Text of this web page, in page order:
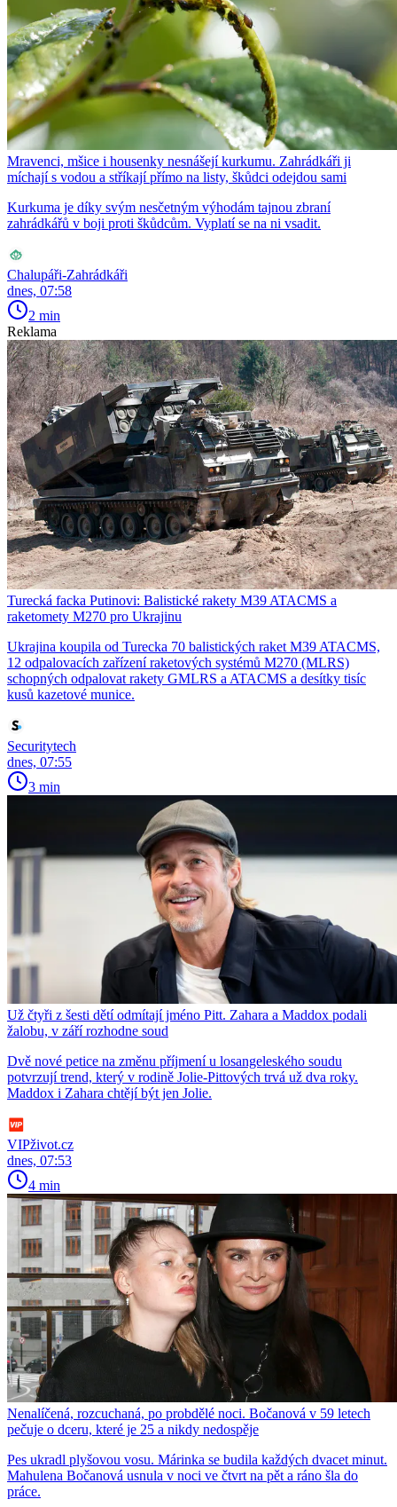
Mravenci, mšice i housenky nesnášejí kurkumu. Zahrádkáři ji
míchají s vodou a stříkají přímo na listy, škůdci odejdou sami
Kurkuma je díky svým nesčetným výhodám tajnou zbraní
zahrádkářů v boji proti škůdcům. Vyplatí se na ni vsadit.
Chalupáři-Zahrádkáři
dnes, 07:58
2 min
Reklama
Turecká facka Putinovi: Balistické rakety M39 ATACMS a
raketomety M270 pro Ukrajinu
Ukrajina koupila od Turecka 70 balistických raket M39 ATACMS,
12 odpalovacích zařízení raketových systémů M270 (MLRS)
schopných odpalovat rakety GMLRS a ATACMS a desítky tisíc
kusů kazetové munice.
Securitytech
dnes, 07:55
3 min
Už čtyři z šesti dětí odmítají jméno Pitt. Zahara a Maddox podali
žalobu, v září rozhodne soud
Dvě nové petice na změnu příjmení u losangeleského soudu
potvrzují trend, který v rodině Jolie-Pittových trvá už dva roky.
Maddox i Zahara chtějí být jen Jolie.
VIPživot.cz
dnes, 07:53
4 min
Nenalíčená, rozcuchaná, po probdělé noci. Bočanová v 59 letech
pečuje o dceru, které je 25 a nikdy nedospěje
Pes ukradl plyšovou vosu. Márinka se budila každých dvacet minut.
Mahulena Bočanová usnula v noci ve čtvrt na pět a ráno šla do
práce.